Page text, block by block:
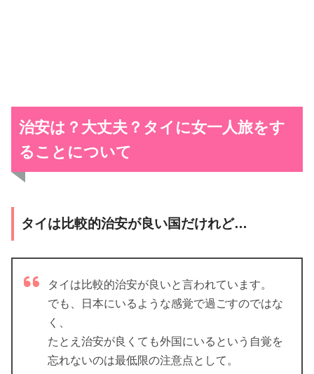
治安は？大丈夫？タイに女一人旅をす
ることについて
タイは比較的治安が良い国だけれど…
タイは比較的治安が良いと言われています。
でも、日本にいるような感覚で過ごすのではな
く、
たとえ治安が良くても外国にいるという自覚を
忘れないのは最低限の注意点として。